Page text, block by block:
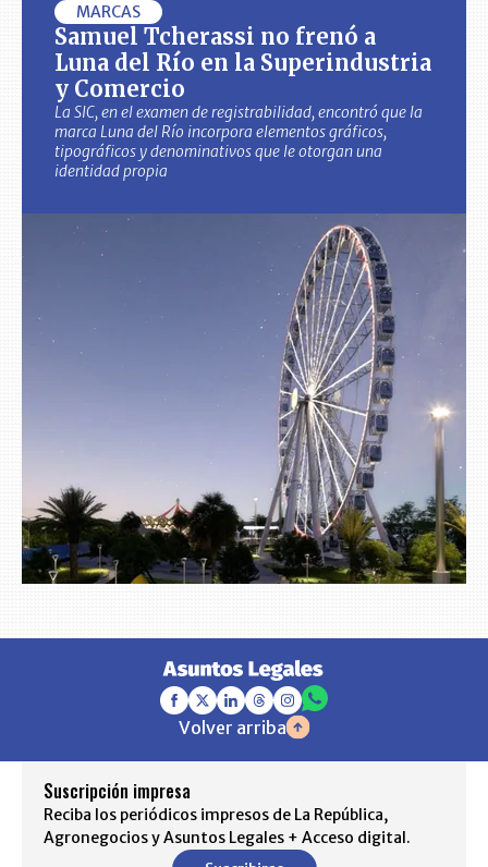
MARCAS
Samuel Tcherassi no frenó a
Luna del Río en la Superindustria
y Comercio
La SIC, en el examen de registrabilidad, encontró que la
marca Luna del Río incorpora elementos gráficos,
tipográficos y denominativos que le otorgan una
identidad propia
Volver arriba
Suscripción impresa
Reciba los periódicos impresos de La República,
Agronegocios y Asuntos Legales + Acceso digital.